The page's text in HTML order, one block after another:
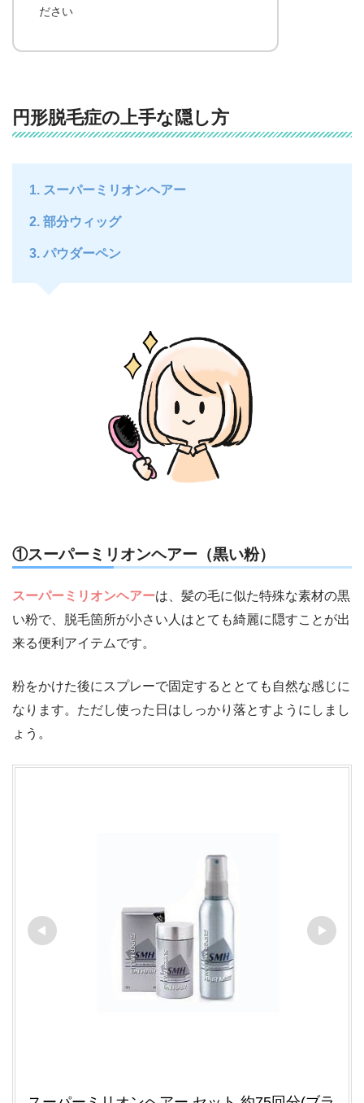
ださい
円形脱毛症の上手な隠し方
スーパーミリオンヘアー
部分ウィッグ
パウダーペン
①スーパーミリオンヘアー（黒い粉）
スーパーミリオンヘアーは、髪の毛に似た特殊な素材の黒
い粉で、脱毛箇所が小さい人はとても綺麗に隠すことが出
来る便利アイテムです。
粉をかけた後にスプレーで固定するととても自然な感じに
なります。ただし使った日はしっかり落とすようにしまし
ょう。